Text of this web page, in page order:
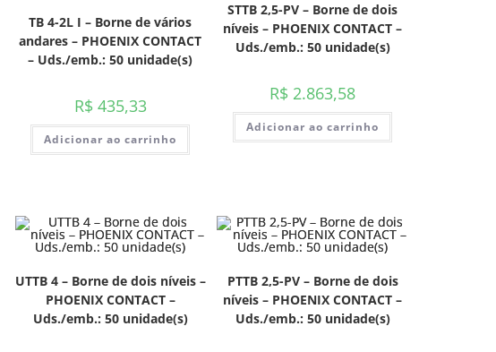
TB 4-2L I – Borne de vários
andares – PHOENIX CONTACT
– Uds./emb.: 50 unidade(s)
R$ 435,33
Adicionar ao carrinho
STTB 2,5-PV – Borne de dois
níveis – PHOENIX CONTACT –
Uds./emb.: 50 unidade(s)
R$ 2.863,58
Adicionar ao carrinho
UTTB 4 – Borne de dois níveis –
PHOENIX CONTACT –
Uds./emb.: 50 unidade(s)
PTTB 2,5-PV – Borne de dois
níveis – PHOENIX CONTACT –
Uds./emb.: 50 unidade(s)